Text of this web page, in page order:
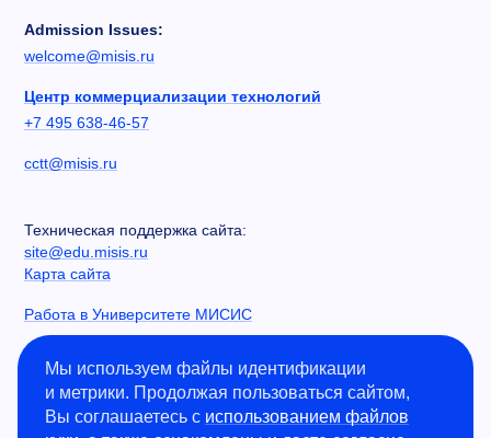
Admission Issues:
welcome@misis.ru
Центр коммерциализации технологий
+7 495 638-46-57
cctt@misis.ru
Техническая поддержка сайта:
site@edu.misis.ru
Карта сайта
Работа в Университете МИСИС
Сведения об образовательной организации
Информация о закупках
Противодействие коррупции
Мы используем файлы идентификации
и метрики. Продолжая пользоваться сайтом,
Вы соглашаетесь с использованием файлов